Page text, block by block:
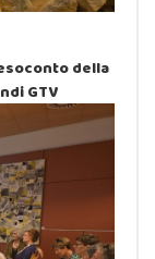
della
GTV